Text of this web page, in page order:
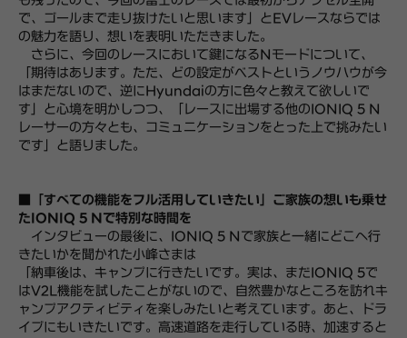
で、ゴールまで走り抜けたいと思います」とEVレースならでは
の魅力を語り、想いを表明いただきました。
さらに、今回のレースにおいて鍵になるNモードについて、
「期待はあります。ただ、どの設定がベストというノウハウが今
はまだないので、逆にHyundaiの方に色々と教えて欲しいで
す」と心境を明かしつつ、「レースに出場する他のIONIQ 5 N
レーサーの方々とも、コミュニケーションをとった上で挑みたい
です」と語りました。
■「すべての機能をフル活用していきたい」ご家族の想いも乗せ
たIONIQ 5 Nで特別な時間を
インタビューの最後に、IONIQ 5 Nで家族と一緒にどこへ行
きたいかを聞かれた小峰さまは
「納車後は、キャンプに行きたいです。実は、まだIONIQ 5で
はV2L機能を試したことがないので、自然豊かなところを訪れキ
ャンプアクティビティを楽しみたいと考えています。あと、ドラ
イブにもいきたいです。高速道路を走行している時、加速すると